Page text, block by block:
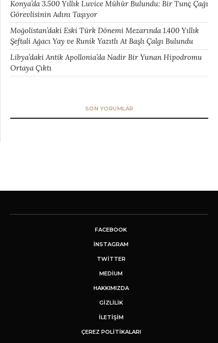
Konya’da 3.500 Yıllık Luvice Mühür Bulundu: Bir Tunç Çağı
Görevlisinin Adını Taşıyor
Moğolistan’daki Eski Türk Dönemi Mezarında 1.400 Yıllık
Şeftali Ağacı Yay ve Runik Yazıtlı At Başlı Çalgı Bulundu
Libya’daki Antik Apollonia’da Nadir Bir Yunan Hipodromu
Ortaya Çıktı
SON YORUMLAR
FACEBOOK
INSTAGRAM
TWITTER
MEDIUM
HAKKIMIZDA
GİZLİLİK
İLETIŞIM
ÇEREZ POLITIKALARI